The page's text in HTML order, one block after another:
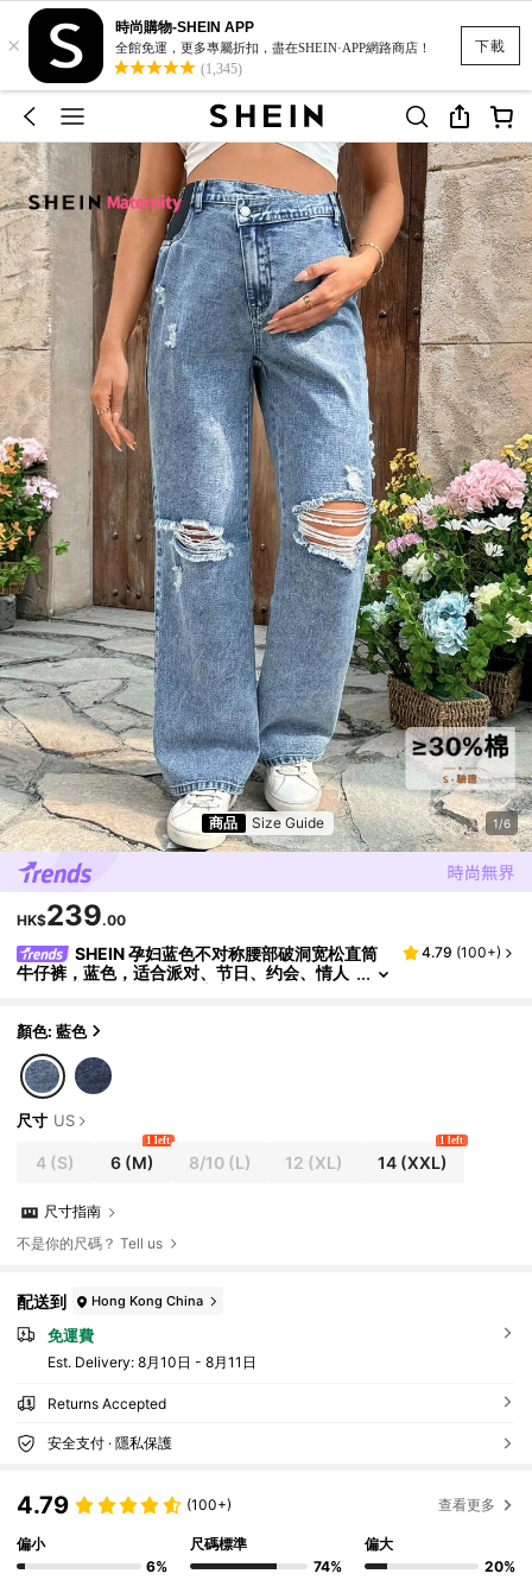
下載
×
時尚購物-SHEIN APP
全館免運，更多專屬折扣，盡在SHEIN·APP網路商店！
(1,345)
商品 Size Guide 1/6
HK$239.00
SHEIN 孕妇蓝色不对称腰部破洞宽松直筒
牛仔裤，蓝色，适合派对、节日、约会、情人
季、西部风、女性办公室、锐舞派对、迎婴派对、
典礼、度假、复活节、阳光、母亲节礼物
4.79 (100+)
顏色: 藍色
尺寸 US
4 (S) 6 (M)
1 left
8/10(L) 12 (XL) 14 (XXL)
1 left
尺寸指南
不是你的尺碼？ Tell us
配送到 Hong Kong China
免運費
​Est. Delivery: 8月10日 - 8月11日
Returns Accepted
安全支付 · 隱私保護
4.79 (100+) 查看更多
偏小
6%
尺碼標準
74%
偏大
20%